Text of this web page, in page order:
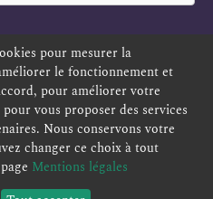
D'EMPLOI SIGNALEMENT
DU SITE
DE CONFIDENTIALITÉ
CONTACT
pour mesurer la
le fonctionnement et
pour améliorer votre
vous proposer des services
Nous conservons votre
changer ce choix à tout
Mentions légales